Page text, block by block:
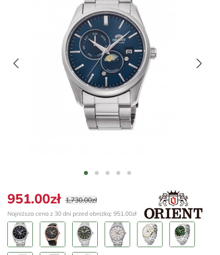
951.00zł 1,730.00zł
Najniższa cena z 30 dni przed obniżką: 951.00zł